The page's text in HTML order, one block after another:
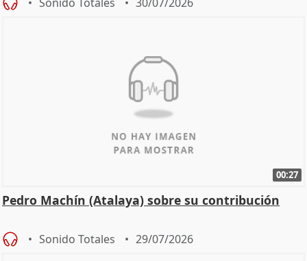
00:27
Pedro Machín (Atalaya) sobre su contribución
Sonido Totales 29/07/2026